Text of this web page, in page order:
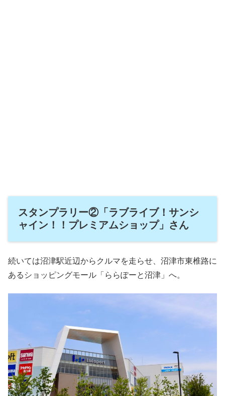
スタンプラリー②「ラブライブ！サンシ
ャイン！！プレミアムショップ」さん
続いては沼津駅近辺からクルマを走らせ、沼津市東椎路に
あるショッピングモール「ららぽーと沼津」へ。